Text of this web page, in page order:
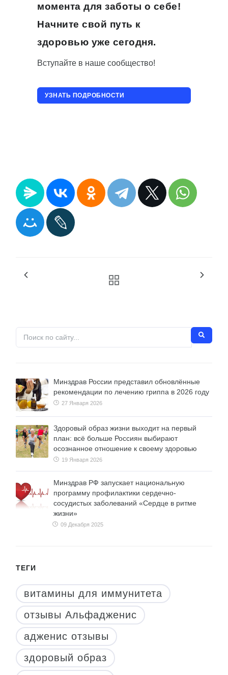
момента для заботы о себе!
Начните свой путь к
здоровью уже сегодня.
Вступайте в наше сообщество!
УЗНАТЬ ПОДРОБНОСТИ
Минздрав России представил обновлённые
рекомендации по лечению гриппа в 2026 году
27 Января 2026
Здоровый образ жизни выходит на первый
план: всё больше Россиян выбирают
осознанное отношение к своему здоровью
19 Января 2026
Минздрав РФ запускает национальную
программу профилактики сердечно-
сосудистых заболеваний «Сердце в ритме
жизни»
09 Декабря 2025
ТЕГИ
витамины для иммунитета
отзывы Альфадженис
адженис отзывы
здоровый образ